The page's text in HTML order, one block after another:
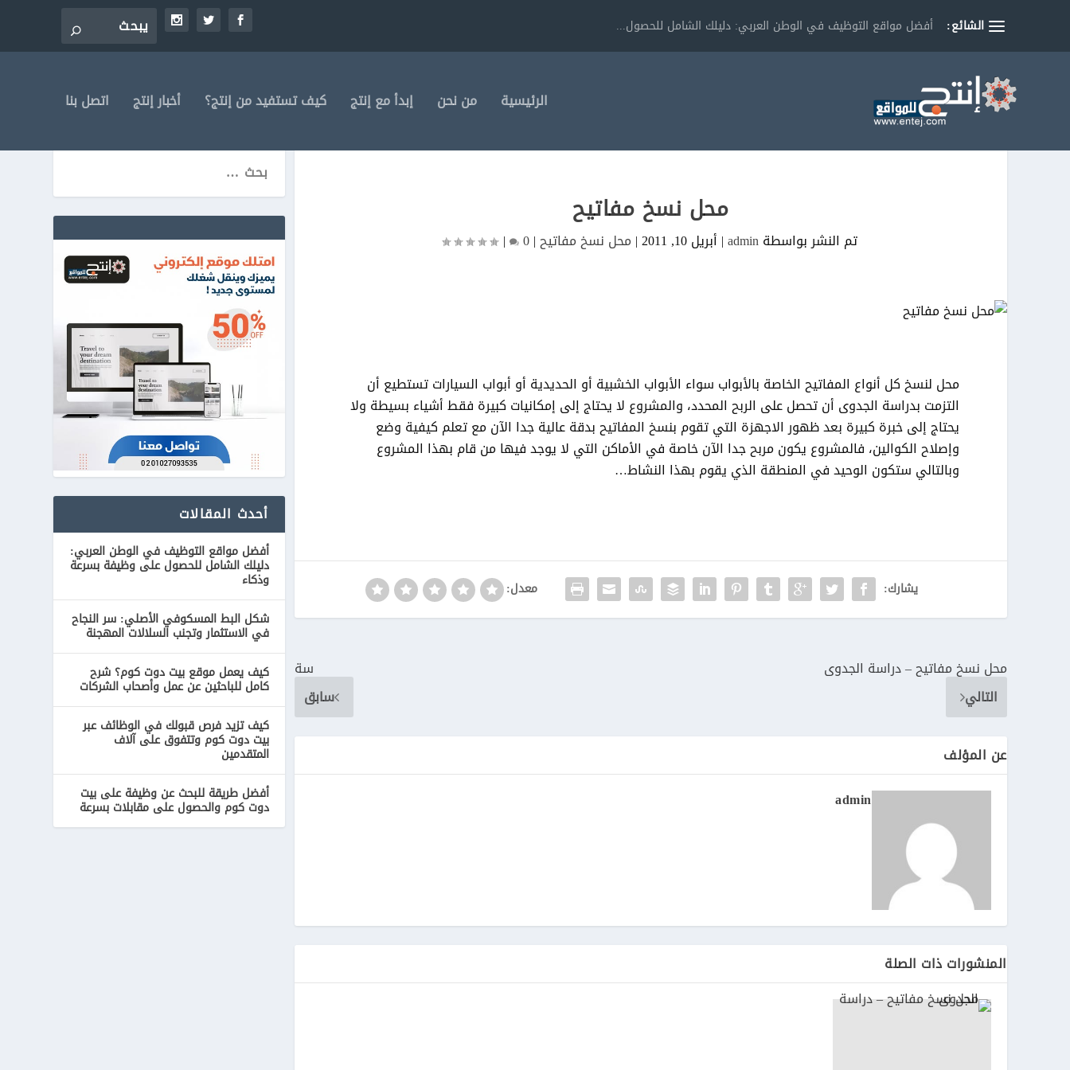
الشائع: أفضل مواقع التوظيف في الوطن العربي: دليلك الشامل للحصول...
الرئيسية من نحن إبدأ مع إنتج كيف تستفيد من إنتج؟ أخبار إنتج اتصل بنا
محل نسخ مفاتيح
تم النشر بواسطةadmin
| أبريل 10, 2011 | محل نسخ مفاتيح|
0
|
محل لنسخ كل أنواع المفاتيح الخاصة بالأبواب سواء الأبواب الخشبية أو الحديدية أو أبواب السيارات تستطيع أن
التزمت بدراسة الجدوى أن تحصل على الربح المحدد، والمشروع لا يحتاج إلى إمكانيات كبيرة فقط أشياء بسيطة ولا
يحتاج إلى خبرة كبيرة بعد ظهور الاجهزة التي تقوم بنسخ المفاتيح بدقة عالية جدا الآن مع تعلم كيفية وضع
وإصلاح الكوالين، فالمشروع يكون مربح جدا الآن خاصة في الأماكن التي لا يوجد فيها من قام بهذا المشروع
وبالتالي ستكون الوحيد في المنطقة الذي يقوم بهذا النشاط…
يشارك: معدل:
سة
سابق
محل نسخ مفاتيح – دراسة الجدوى
التالي
عن المؤلف
admin
المنشورات ذات الصلة
أحدث المقالات
أفضل مواقع التوظيف في الوطن العربي:
دليلك الشامل للحصول على وظيفة بسرعة
وذكاء
شكل البط المسكوفي الأصلي: سر النجاح
في الاستثمار وتجنب السلالات المهجنة
كيف يعمل موقع بيت دوت كوم؟ شرح
كامل للباحثين عن عمل وأصحاب الشركات
كيف تزيد فرص قبولك في الوظائف عبر
بيت دوت كوم وتتفوق على آلاف
المتقدمين
أفضل طريقة للبحث عن وظيفة على بيت
دوت كوم والحصول على مقابلات بسرعة